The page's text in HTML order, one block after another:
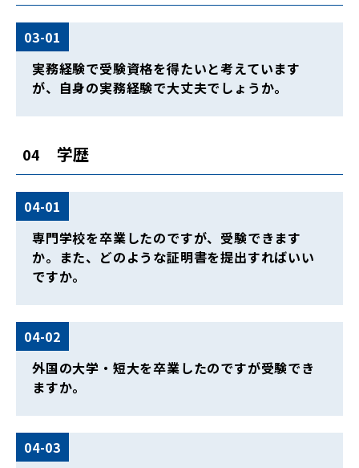
03-01
実務経験で受験資格を得たいと考えています
が、自身の実務経験で大丈夫でしょうか。
04 学歴
04-01
専門学校を卒業したのですが、受験できます
か。また、どのような証明書を提出すればいい
ですか。
04-02
外国の大学・短大を卒業したのですが受験でき
ますか。
04-03